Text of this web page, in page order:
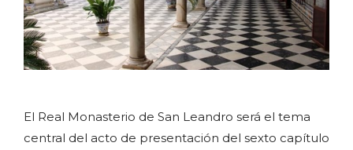
El Real Monasterio de San Leandro será el tema
central del acto de presentación del sexto capítulo